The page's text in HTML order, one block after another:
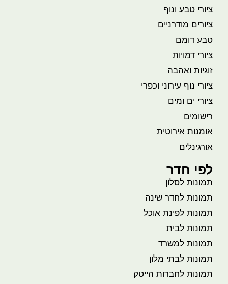
ציורי טבע ונוף
ציורים מודרניים
טבע דומם
ציורי דמויות
זוגיות ואהבה
ציורי נוף עירוני וכפרי
ציורי ים ומים
רישומים
אומנות אירוטית
אורגינלים
לפי חדר
תמונות לסלון
תמונות לחדר שינה
תמונות לפינת אוכל
תמונות לבית
תמונות למשרד
תמונות לבתי מלון
תמונות לחברות הייטק